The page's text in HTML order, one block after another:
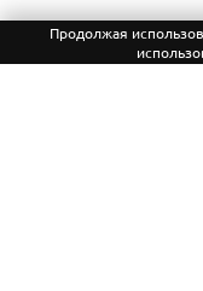
на обновление каталога
Продолжая